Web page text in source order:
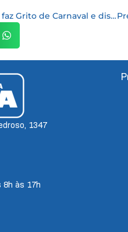
Vigilância Epidemiológica faz Grito de Carnaval e distribui centenas de preservativos
1347
8h às 17h